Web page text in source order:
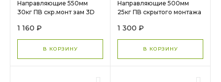
Направляющие 550мм
30кг ПВ скр.монт зам 3D
A) 25236 МС 1622
1 160 ₽
В КОРЗИНУ
Направляющие 500мм
25кг ПВ скрытого монтажа
(S10D500HX)арт.16658 МС
1308
1 300 ₽
В КОРЗИНУ